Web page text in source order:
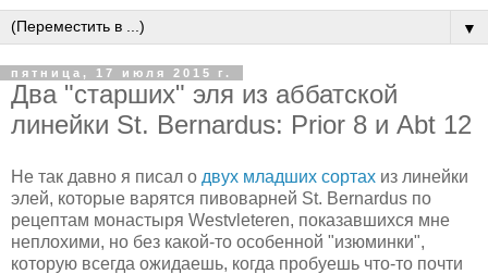
▼
пятница, 17 июля 2015 г.
Два "старших" эля из аббатской
линейки St. Bernardus: Prior 8 и Abt 12
Не так давно я писал о двух младших сортах из линейки
элей, которые варятся пивоварней St. Bernardus по
рецептам монастыря Westvleteren, показавшихся мне
неплохими, но без какой-то особенной "изюминки",
которую всегда ожидаешь, когда пробуешь что-то почти